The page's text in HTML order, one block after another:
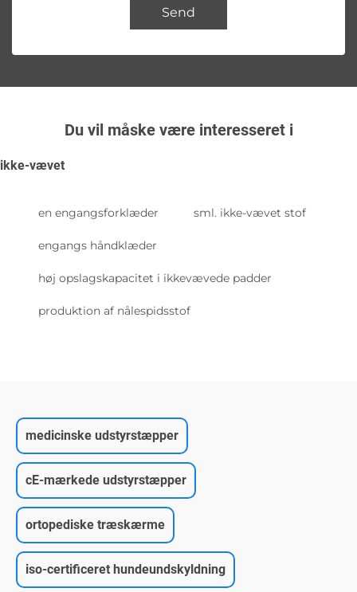
Send
Du vil måske være interesseret i
ikke-vævet
en engangsforklæder sml. ikke-vævet stof
engangs håndklæder
høj opslagskapacitet i ikkevævede padder
produktion af nålespidsstof
medicinske udstyrstæpper
cE-mærkede udstyrstæpper
ortopediske træskærme
iso-certificeret hundeundskyldning